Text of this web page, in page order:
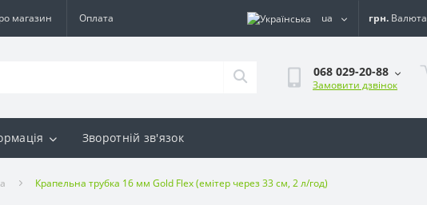
магазин Оплата ua грн. Валюта
068 029-20-88
Замовити дзвінок
Зворотній зв'язок
Крапельна трубка 16 мм Gold Flex (емітер через 33 см, 2 л/год)